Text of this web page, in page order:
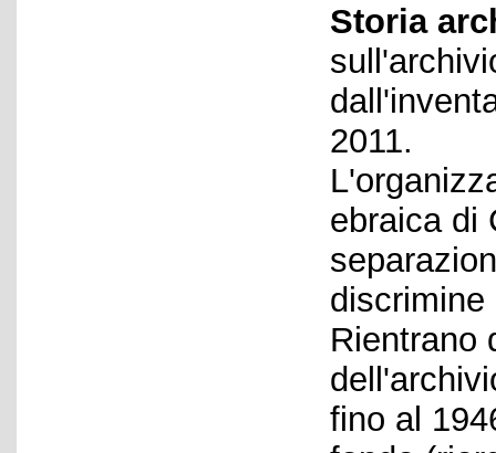
Storia
2011.
ebraica di
discrimine
Rientrano
fino al